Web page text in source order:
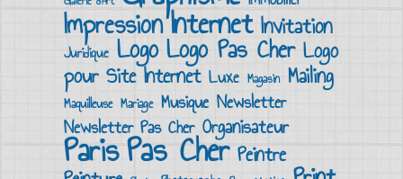
ImpressionInternet Invitation
Juridique Logo Logo Pas Cher Logo
pour Site Internet Luxe Magasin Mailing
Maquilleuse Mariage Musique Newsletter
Newsletter Pas Cher Organisateur
ParisPas Cher Peintre